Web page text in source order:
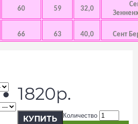
60 59 32,0
66 63 40,0 Сент
1820р.
Количество
КУПИТЬ